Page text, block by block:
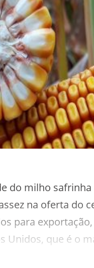
do milho
na oferta do
para
Unidos, que é o